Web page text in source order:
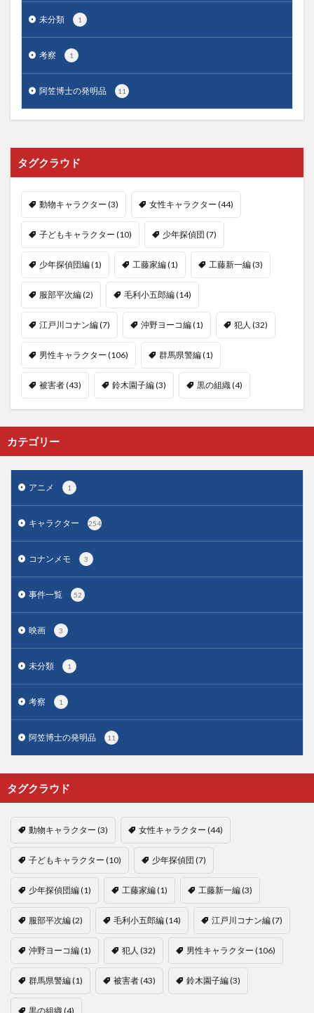
未分類 1
考察 1
阿笠博士の発明品 11
タグクラウド
動物キャラクター (3) 女性キャラクター (44)
子どもキャラクター (10) 少年探偵団 (7)
少年探偵団編(1) 工藤家編(1) 工藤新一編(3)
服部平次編(2) 毛利小五郎編(14)
江戸川コナン編(7) 沖野ヨーコ編(1) 犯人 (32)
男性キャラクター (106) 群馬県警編(1)
被害者(43) 鈴木園子編(3) 黒の組織 (4)
カテゴリー
アニメ 1
キャラクター 254
コナンメモ 3
事件一覧 52
映画 3
未分類 1
考察 1
阿笠博士の発明品 11
タグクラウド
動物キャラクター (3) 女性キャラクター (44)
子どもキャラクター (10) 少年探偵団 (7)
少年探偵団編(1) 工藤家編(1) 工藤新一編(3)
服部平次編(2) 毛利小五郎編(14) 江戸川コナン編(7)
沖野ヨーコ編(1) 犯人 (32) 男性キャラクター (106)
群馬県警編(1) 被害者(43) 鈴木園子編(3)
黒の組織 (4)